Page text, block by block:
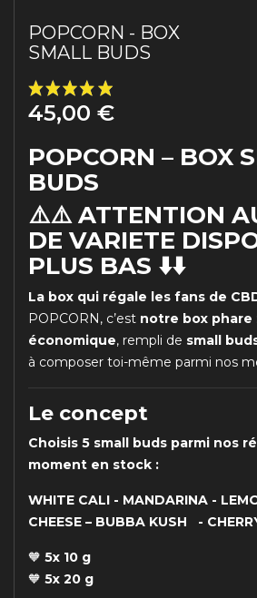
POPCORN - BOX
SMALL BUDS
45,00 €
POPCORN – BOX
BUDS
⚠️⚠️ ATTENTION
DE VARIETE
PLUS BAS ⬇️⬇️
La box qui régale les fans de
POPCORN, c’est notre box phare
économique, rempli de small
à composer toi-même parmi nos
Le concept
Choisis 5 small buds parmi nos
moment en stock :
WHITE CALI - MANDARINA -
CHEESE – BUBBA KUSH -
🧡 5x 10 g
🧡 5x 20 g